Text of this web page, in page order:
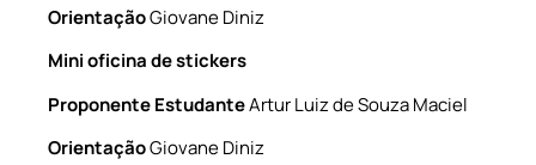
OrientaçãoGiovane Diniz
Mini oficina de stickers
Proponente EstudanteArtur Luiz de Souza Maciel
OrientaçãoGiovane Diniz